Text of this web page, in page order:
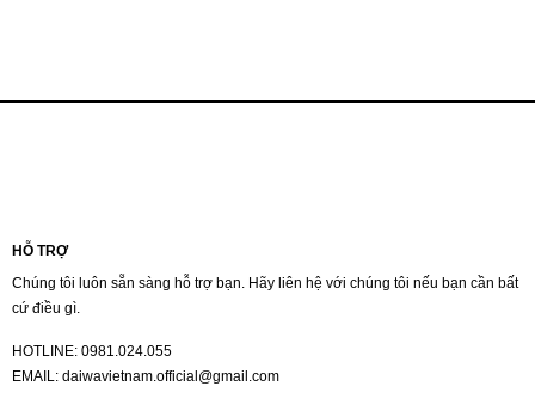
HỖ TRỢ
Chúng tôi luôn sẵn sàng hỗ trợ bạn. Hãy liên hệ với chúng tôi nếu bạn cần bất
cứ điều gì.
HOTLINE: 0981.024.055
EMAIL: daiwavietnam.official@gmail.com